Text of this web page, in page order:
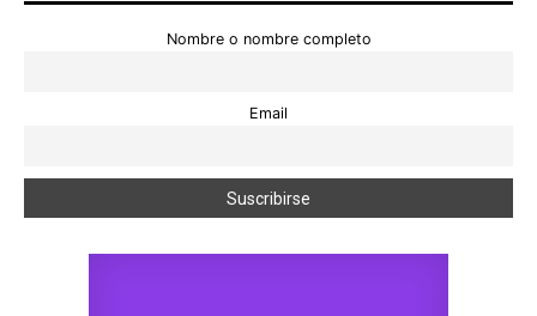
Nombre o nombre completo
Email